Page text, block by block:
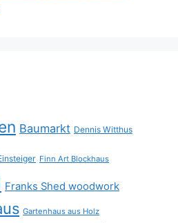
Baumarkt Dennis Witthus
Finn Art Blockhaus
Franks Shed woodwork
Gartenhaus aus Holz